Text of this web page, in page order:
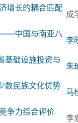
增长的耦合匹配
成
中国与南亚八
李
基础设施投资与
朱
数民族文化优势
马
争力综合评价
李